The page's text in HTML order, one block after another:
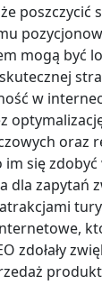
poszczycić
mogą być
w
oraz
im się
dla zapytań
zdołały